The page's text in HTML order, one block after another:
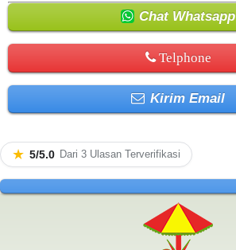
Chat Whatsapp
Telphone
Kirim Email
★ 5/5.0 Dari 3 Ulasan Terverifikasi